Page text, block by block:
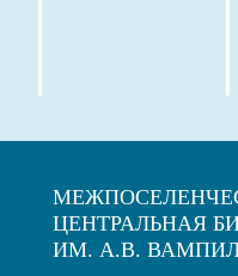
ЦЕНТРАЛЬНАЯ
ИМ. А.В.